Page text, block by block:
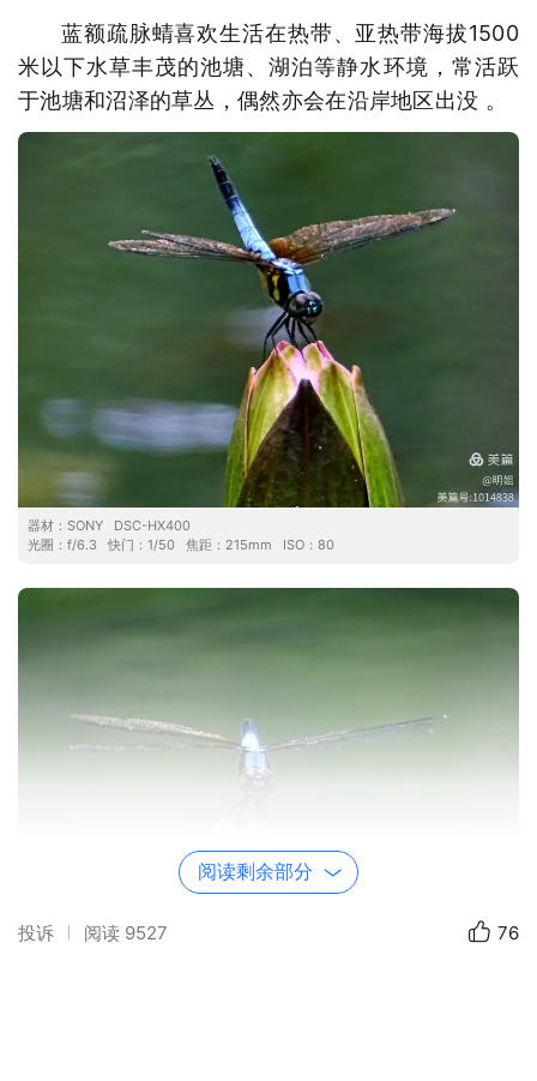
蓝额疏脉蜻喜欢生活在热带、亚热带海拔1500
米以下水草丰茂的池塘、湖泊等静水环境，常活跃
于池塘和沼泽的草丛，偶然亦会在沿岸地区出没 。
器材： SONY
DSC-HX400
光圈： f/6.3 快门： 1/50 焦距： 215mm ISO： 80
阅读剩余部分
投诉 阅读 9527 76